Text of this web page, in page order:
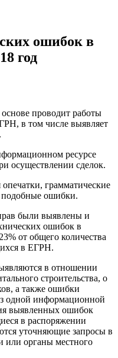
ошибок в
год
проводит работы
в том числе выявляет
ресурсе
осуществлении сделок.
грамматические
ошибки.
были выявлены и
ошибок в
от общего количества
в ЕГРН.
в отношении
строительства, о
а также ошибки
одной информационной
выявленных ошибок
в распоряжении
уточняющие запросы в
или органы местного